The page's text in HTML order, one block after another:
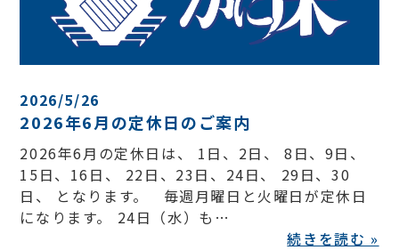
2026/5/26
2026年6月の定休日のご案内
2026年6月の定休日は、 1日、2日、 8日、9日、
15日、16日、 22日、23日、24日、 29日、30
日、 となります。 毎週月曜日と火曜日が定休日
になります。 24日（水）も…
続きを読む »